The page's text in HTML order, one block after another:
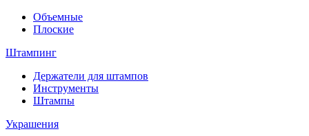
Объемные
Плоские
Штампинг
Держатели для штампов
Инструменты
Штампы
Украшения